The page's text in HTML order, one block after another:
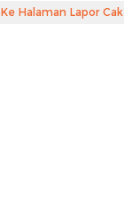
Ke Halaman Lapor Cak